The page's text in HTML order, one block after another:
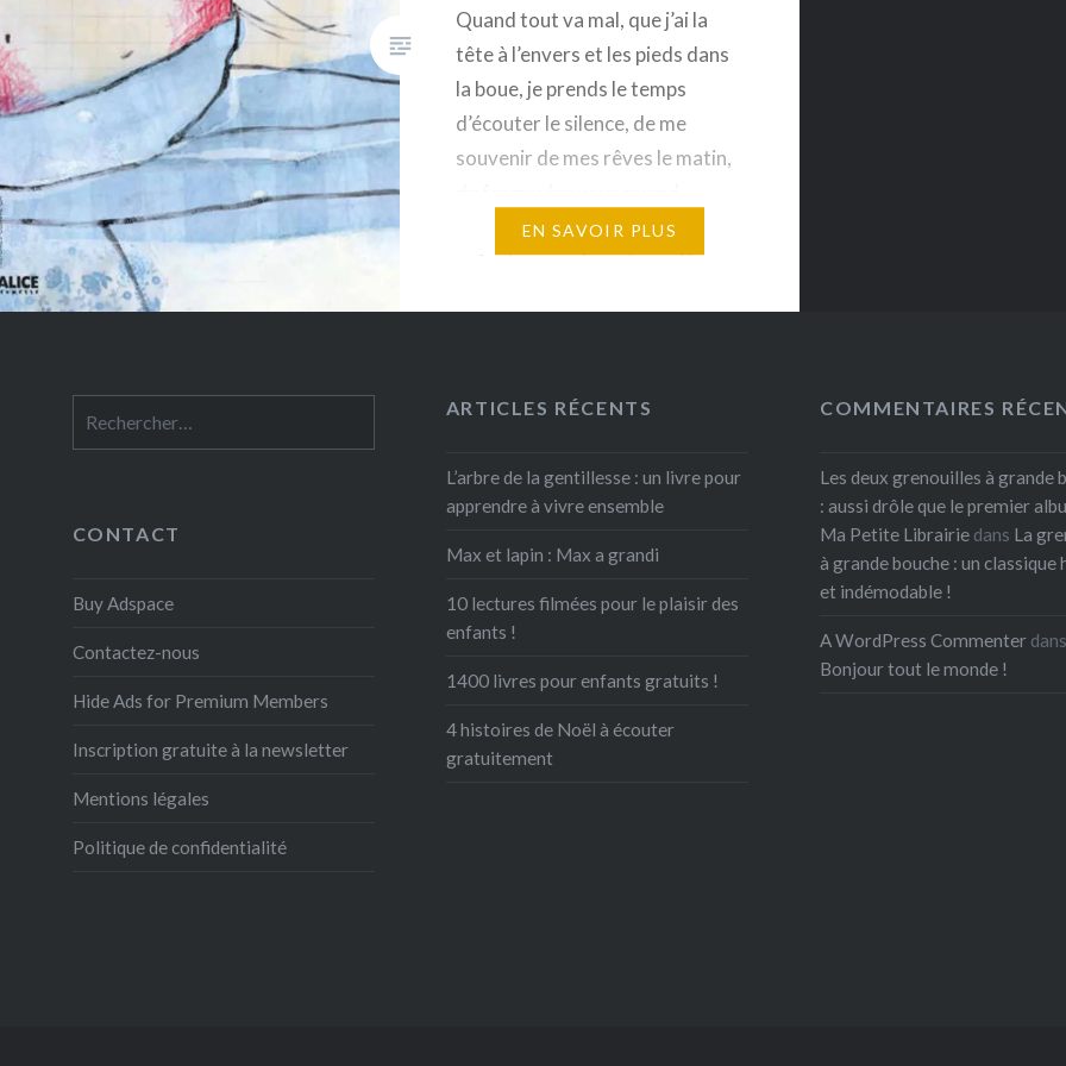
Quand tout va mal, que j’ai la
tête à l’envers et les pieds dans
la boue, je prends le temps
d’écouter le silence, de me
souvenir de mes rêves le matin,
maman m’embrasse… Les
enfants connaissent aussi le
EN SAVOIR PLUS
ARTICLES RÉCENTS
L’arbre de la gentillesse : un livre pour
apprendre à vivre ensemble
Max et lapin : Max a grandi
10 lectures filmées pour le plaisir des
enfants !
1400 livres pour enfants gratuits !
4 histoires de Noël à écouter
gratuitement
COMMENTAIRES
Les deux grenouilles à grande
: aussi drôle que le premier
Ma Petite Librairie dans La
à grande bouche : un classique
et indémodable !
A WordPress Commenter dans
Bonjour tout le monde !
CONTACT
Buy Adspace
Contactez-nous
Hide Ads for Premium Members
Inscription gratuite à la newsletter
Mentions légales
Politique de confidentialité